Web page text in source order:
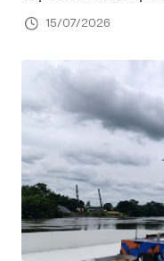
15/07/2026